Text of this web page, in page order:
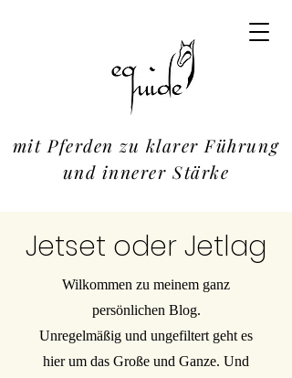
mit Pferden zu klarer Führung
und innerer Stärke
Jetset oder Jetlag
Wilkommen zu meinem ganz
persönlichen Blog.
Unregelmäßig und ungefiltert geht es
hier um das Große und Ganze. Und